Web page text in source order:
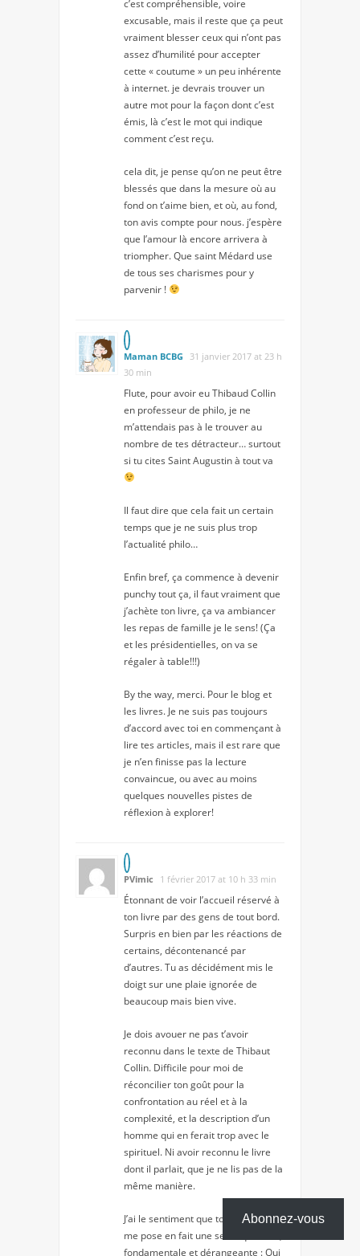
c’est compréhensible, voire
excusable, mais il reste que ça peut
vraiment blesser ceux qui n’ont pas
assez d’humilité pour accepter
cette « coutume » un peu inhérente
à internet. je devrais trouver un
autre mot pour la façon dont c’est
émis, là c’est le mot qui indique
comment c’est reçu.
cela dit, je pense qu’on ne peut être
blessés que dans la mesure où au
fond on t’aime bien, et où, au fond,
ton avis compte pour nous. j’espère
que l’amour là encore arrivera à
triompher. Que saint Médard use
de tous ses charismes pour y
parvenir !
Maman BCBG
31 janvier 2017 at 23 h
30 min
Flute, pour avoir eu Thibaud Collin
en professeur de philo, je ne
m’attendais pas à le trouver au
nombre de tes détracteur… surtout
si tu cites Saint Augustin à tout va
Il faut dire que cela fait un certain
temps que je ne suis plus trop
l’actualité philo…
Enfin bref, ça commence à devenir
punchy tout ça, il faut vraiment que
j’achète ton livre, ça va ambiancer
les repas de famille je le sens! (Ça
et les présidentielles, on va se
régaler à table!!!)
By the way, merci. Pour le blog et
les livres. Je ne suis pas toujours
d’accord avec toi en commençant à
lire tes articles, mais il est rare que
je n’en finisse pas la lecture
convaincue, ou avec au moins
quelques nouvelles pistes de
réflexion à explorer!
PVimic 1 février 2017 at 10 h 33 min
Étonnant de voir l’accueil réservé à
ton livre par des gens de tout bord.
Surpris en bien par les réactions de
certains, décontenancé par
d’autres. Tu as décidément mis le
doigt sur une plaie ignorée de
beaucoup mais bien vive.
Je dois avouer ne pas t’avoir
reconnu dans le texte de Thibaut
Collin. Difficile pour moi de
réconcilier ton goût pour la
confrontation au réel et à la
complexité, et la description d’un
homme qui en ferait trop avec le
spirituel. Ni avoir reconnu le livre
dont il parlait, que je ne lis pas de la
même manière.
J’ai le sentiment que ton bouquin
me pose en fait une seule question,
fondamentale et dérangeante : Qui
Abonnez-vous